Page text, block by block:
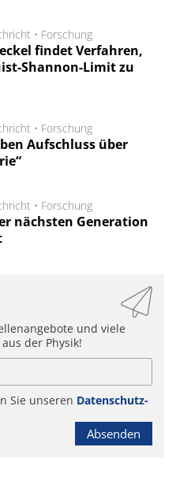
• Forschung
findet Verfahren,
Shannon-Limit zu
• Forschung
Aufschluss über
• Forschung
nächsten Generation
und viele
der Physik!
Sie unseren Datenschutz-
Absenden